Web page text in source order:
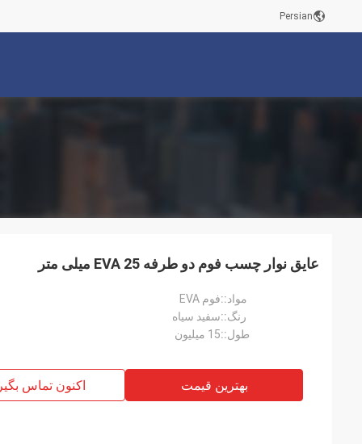
Persian
عایق نوار چسب فوم دو طرفه EVA 25 میلی متر
مواد::فوم EVA
رنگ::سفید سیاه
طول::15 میلیون
بهترین قیمت اکنون تماس